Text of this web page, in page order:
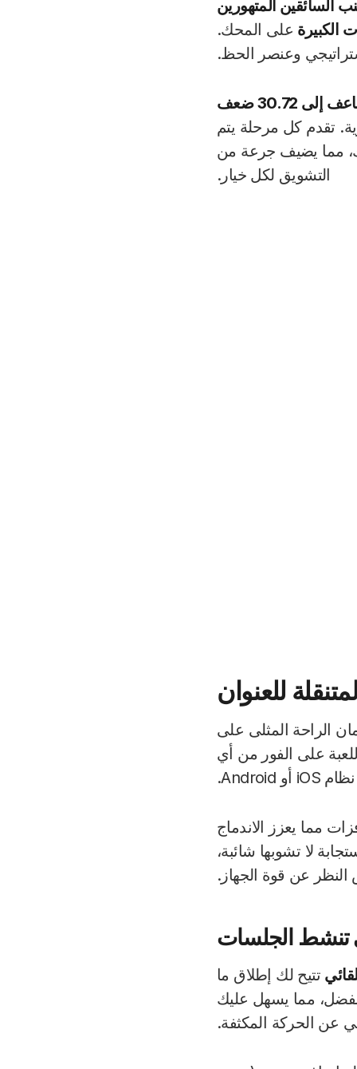
، ما عليك سوى المراهنة بمبلغ صغير (من 0.03 يورو إلى 9 يورو) ثم اختيار الاتجاه
السائقين المتهورين
على المحك.
يصل الحد الأقصى للمضاعف إلى 30.72 ضعف
تقدم كل مرحلة يتم
يضيف جرعة من
المثلى على
على الفور من أي
يعزز الاندماج
لا تشوبها شائبة،
تتيح لك إطلاق ما
مما يسهل عليك